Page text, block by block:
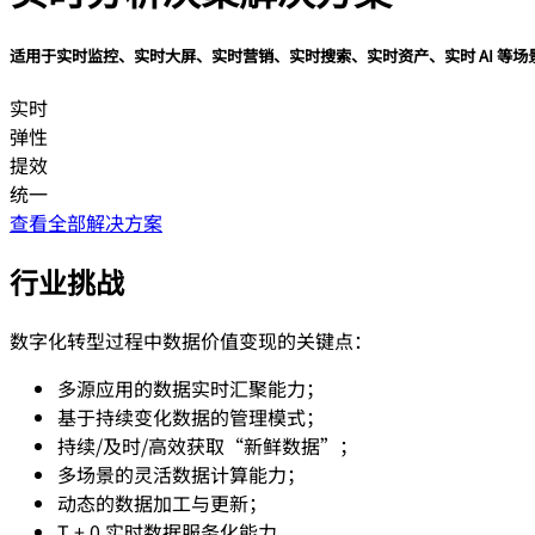
适用于实时监控、实时大屏、实时营销、实时搜索、实时资产、实时 AI 等场
实时
弹性
提效
统一
查看全部解决方案
行业挑战
数字化转型过程中数据价值变现的关键点：
多源应用的数据实时汇聚能力；
基于持续变化数据的管理模式；
持续/及时/高效获取“新鲜数据”；
多场景的灵活数据计算能力；
动态的数据加工与更新；